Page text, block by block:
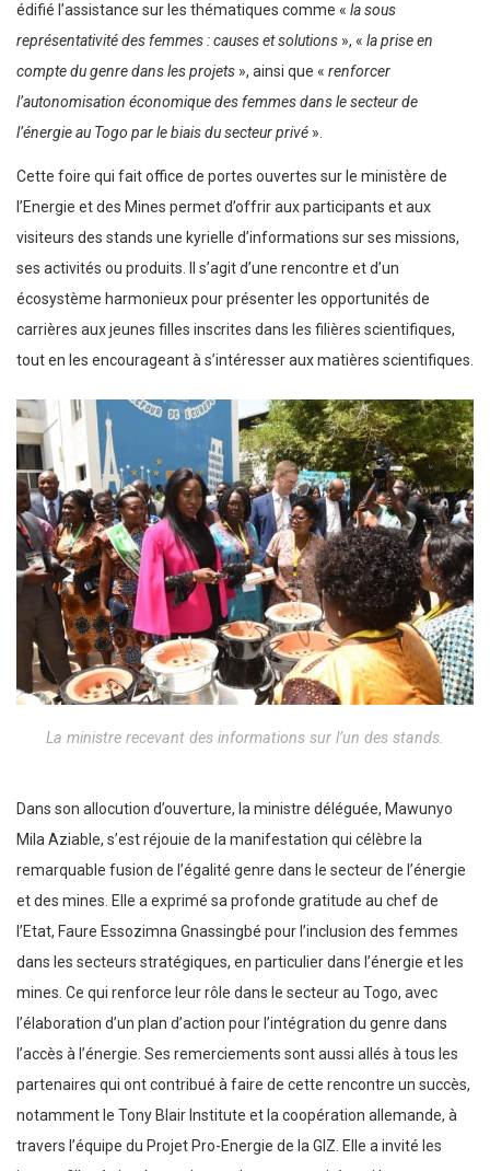
édifié l’assistance sur les thématiques comme « la sous
représentativité des femmes : causes et solutions », « la prise en
compte du genre dans les projets », ainsi que « renforcer
l’autonomisation économique des femmes dans le secteur de
l’énergie au Togo par le biais du secteur privé ».
Cette foire qui fait office de portes ouvertes sur le ministère de
l’Energie et des Mines permet d’offrir aux participants et aux
visiteurs des stands une kyrielle d’informations sur ses missions,
ses activités ou produits. Il s’agit d’une rencontre et d’un
écosystème harmonieux pour présenter les opportunités de
carrières aux jeunes filles inscrites dans les filières scientifiques,
tout en les encourageant à s’intéresser aux matières scientifiques.
La ministre recevant des informations sur l’un des stands.
Dans son allocution d’ouverture, la ministre déléguée, Mawunyo
Mila Aziable, s’est réjouie de la manifestation qui célèbre la
remarquable fusion de l’égalité genre dans le secteur de l’énergie
et des mines. Elle a exprimé sa profonde gratitude au chef de
l’Etat, Faure Essozimna Gnassingbé pour l’inclusion des femmes
dans les secteurs stratégiques, en particulier dans l’énergie et les
mines. Ce qui renforce leur rôle dans le secteur au Togo, avec
l’élaboration d’un plan d’action pour l’intégration du genre dans
l’accès à l’énergie. Ses remerciements sont aussi allés à tous les
partenaires qui ont contribué à faire de cette rencontre un succès,
notamment le Tony Blair Institute et la coopération allemande, à
travers l’équipe du Projet Pro-Energie de la GIZ. Elle a invité les